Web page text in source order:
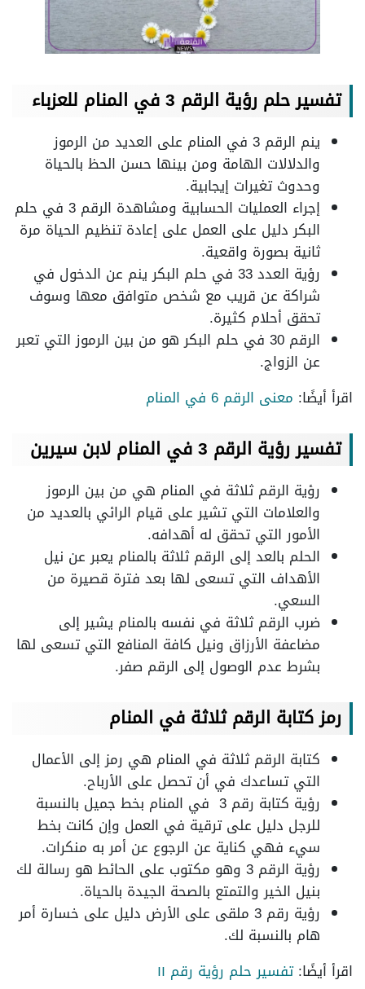
تفسير حلم رؤية الرقم 3 في المنام للعزباء
ينم الرقم 3 في المنام على العديد من الرموز
والدلالات الهامة ومن بينها حسن الحظ بالحياة
وحدوث تغيرات إيجابية.
إجراء العمليات الحسابية ومشاهدة الرقم 3 في حلم
البكر دليل على العمل على إعادة تنظيم الحياة مرة
ثانية بصورة واقعية.
رؤية العدد 33 في حلم البكر ينم عن الدخول في
شراكة عن قريب مع شخص متوافق معها وسوف
تحقق أحلام كثيرة.
الرقم 30 في حلم البكر هو من بين الرموز التي تعبر
عن الزواج.
اقرأ أيضًا: معنى الرقم 6 في المنام
تفسير رؤية الرقم 3 في المنام لابن سيرين
رؤية الرقم ثلاثة في المنام هي من بين الرموز
والعلامات التي تشير على قيام الرائي بالعديد من
الأمور التي تحقق له أهدافه.
الحلم بالعد إلى الرقم ثلاثة بالمنام يعبر عن نيل
الأهداف التي تسعى لها بعد فترة قصيرة من
السعي.
ضرب الرقم ثلاثة في نفسه بالمنام يشير إلى
مضاعفة الأرزاق ونيل كافة المنافع التي تسعى لها
بشرط عدم الوصول إلى الرقم صفر.
رمز كتابة الرقم ثلاثة في المنام
كتابة الرقم ثلاثة في المنام هي رمز إلى الأعمال
التي تساعدك في أن تحصل على الأرباح.
رؤية كتابة رقم 3 في المنام بخط جميل بالنسبة
للرجل دليل على ترقية في العمل وإن كانت بخط
سيء فهي كناية عن الرجوع عن أمر به منكرات.
رؤية الرقم 3 وهو مكتوب على الحائط هو رسالة لك
بنيل الخير والتمتع بالصحة الجيدة بالحياة.
رؤية رقم 3 ملقى على الأرض دليل على خسارة أمر
هام بالنسبة لك.
اقرأ أيضًا:تفسير حلم رؤية رقم ١١